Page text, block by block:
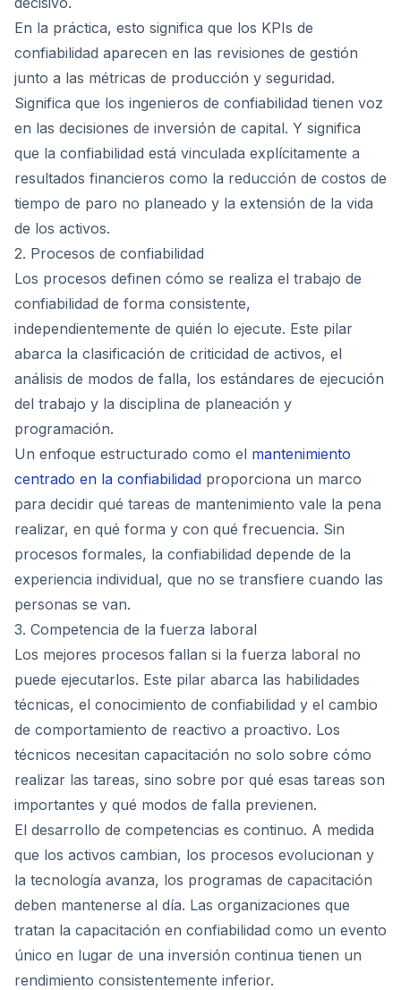
En la práctica, esto significa que los KPIs de
confiabilidad aparecen en las revisiones de gestión
junto a las métricas de producción y seguridad.
Significa que los ingenieros de confiabilidad tienen voz
en las decisiones de inversión de capital. Y significa
que la confiabilidad está vinculada explícitamente a
resultados financieros como la reducción de costos de
tiempo de paro no planeado y la extensión de la vida
de los activos.
2. Procesos de confiabilidad
Los procesos definen cómo se realiza el trabajo de
confiabilidad de forma consistente,
independientemente de quién lo ejecute. Este pilar
abarca la clasificación de criticidad de activos, el
análisis de modos de falla, los estándares de ejecución
del trabajo y la disciplina de planeación y
programación.
Un enfoque estructurado como el mantenimiento
centrado en la confiabilidad proporciona un marco
para decidir qué tareas de mantenimiento vale la pena
realizar, en qué forma y con qué frecuencia. Sin
procesos formales, la confiabilidad depende de la
experiencia individual, que no se transfiere cuando las
personas se van.
3. Competencia de la fuerza laboral
Los mejores procesos fallan si la fuerza laboral no
puede ejecutarlos. Este pilar abarca las habilidades
técnicas, el conocimiento de confiabilidad y el cambio
de comportamiento de reactivo a proactivo. Los
técnicos necesitan capacitación no solo sobre cómo
realizar las tareas, sino sobre por qué esas tareas son
importantes y qué modos de falla previenen.
El desarrollo de competencias es continuo. A medida
que los activos cambian, los procesos evolucionan y
la tecnología avanza, los programas de capacitación
deben mantenerse al día. Las organizaciones que
tratan la capacitación en confiabilidad como un evento
único en lugar de una inversión continua tienen un
rendimiento consistentemente inferior.